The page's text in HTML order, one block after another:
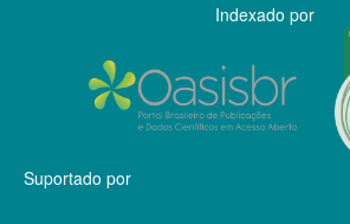
Indexado por
Suportado por